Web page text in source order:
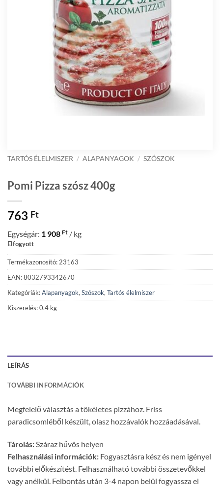
TARTÓS ÉLELMISZER / ALAPANYAGOK / SZÓSZOK
Pomi Pizza szósz 400g
763 Ft
Egységár: 1 908 Ft / kg
Elfogyott
Termékazonosító: 23163
EAN: 8032793342670
Kategóriák:Alapanyagok, Szószok, Tartós élelmiszer
Kiszerelés: 0.4 kg
LEÍRÁS
TOVÁBBI INFORMÁCIÓK
Megfelelő választás a tökéletes pizzához. Friss
paradicsomléből készült, olasz hozzávalók hozzáadásával.
Tárolás:Száraz hűvös helyen
Felhasználási információk: Fogyasztásra kész és nem igényel
további előkészítést. Felhasználható további összetevőkkel
vagy anélkül. Felbontás után 3-4 napon belül fogyassza el